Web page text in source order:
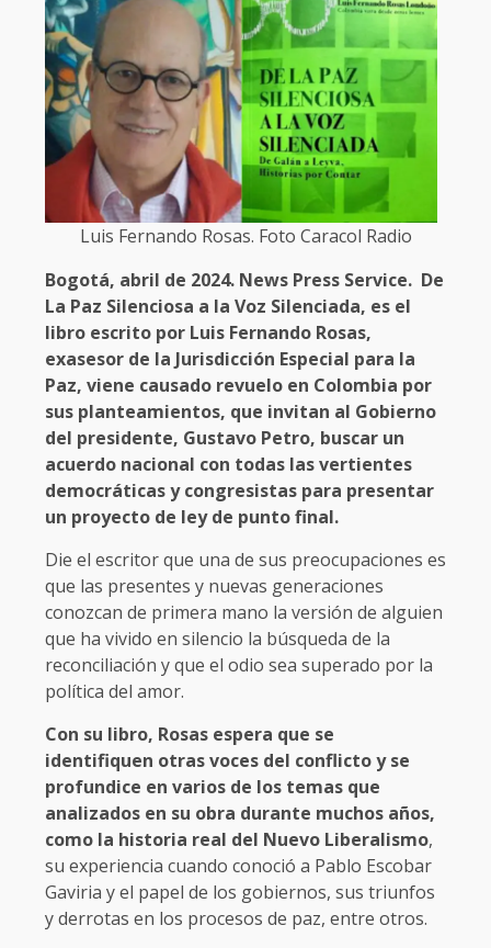
Luis Fernando Rosas. Foto Caracol Radio
Bogotá, abril de 2024. News Press Service. De
La Paz Silenciosa a la Voz Silenciada, es el
libro escrito por Luis Fernando Rosas,
exasesor de la Jurisdicción Especial para la
Paz, viene causado revuelo en Colombia por
sus planteamientos, que invitan al Gobierno
del presidente, Gustavo Petro, buscar un
acuerdo nacional con todas las vertientes
democráticas y congresistas para presentar
un proyecto de ley de punto final.
Die el escritor que una de sus preocupaciones es
que las presentes y nuevas generaciones
conozcan de primera mano la versión de alguien
que ha vivido en silencio la búsqueda de la
reconciliación y que el odio sea superado por la
política del amor.
Con su libro, Rosas espera que se
identifiquen otras voces del conflicto y se
profundice en varios de los temas que
analizados en su obra durante muchos años,
como la historia real del Nuevo Liberalismo,
su experiencia cuando conoció a Pablo Escobar
Gaviria y el papel de los gobiernos, sus triunfos
y derrotas en los procesos de paz, entre otros.